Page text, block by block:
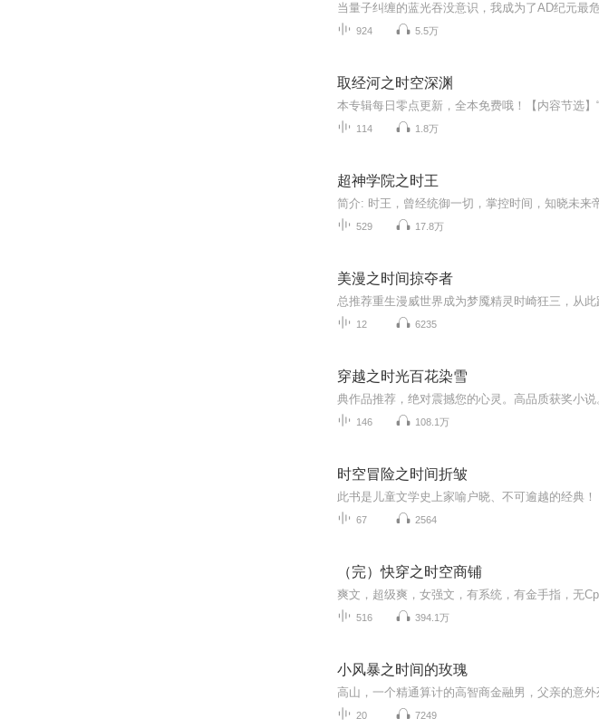
924 5.5万
取经河之时空深渊
114 1.8万
超神学院之时王
529 17.8万
美漫之时间掠夺者
12 6235
穿越之时光百花染雪
146 108.1万
时空冒险之时间折皱
67 2564
（完）快穿之时空商铺
516 394.1万
小风暴之时间的玫瑰
20 7249